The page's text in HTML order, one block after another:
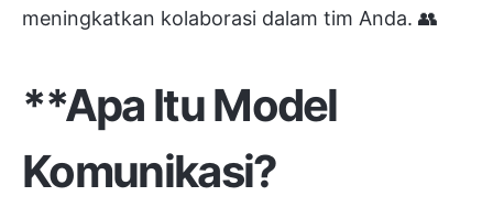
meningkatkan kolaborasi dalam tim Anda. 👥
**Apa Itu Model
Komunikasi?